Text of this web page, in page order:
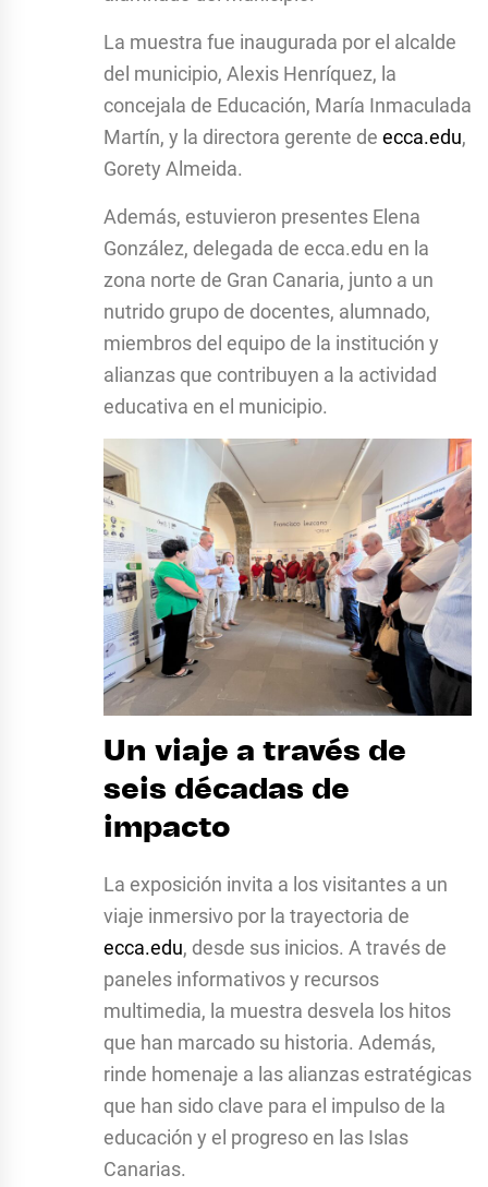
La muestra fue inaugurada por el alcalde
del municipio, Alexis Henríquez, la
concejala de Educación, María Inmaculada
Martín, y la directora gerente de ecca.edu,
Gorety Almeida.
Además, estuvieron presentes Elena
González, delegada de ecca.edu en la
zona norte de Gran Canaria, junto a un
nutrido grupo de docentes, alumnado,
miembros del equipo de la institución y
alianzas que contribuyen a la actividad
educativa en el municipio.
Un viaje a través de
seis décadas de
impacto
La exposición invita a los visitantes a un
viaje inmersivo por la trayectoria de
ecca.edu, desde sus inicios. A través de
paneles informativos y recursos
multimedia, la muestra desvela los hitos
que han marcado su historia. Además,
rinde homenaje a las alianzas estratégicas
que han sido clave para el impulso de la
educación y el progreso en las Islas
Canarias.